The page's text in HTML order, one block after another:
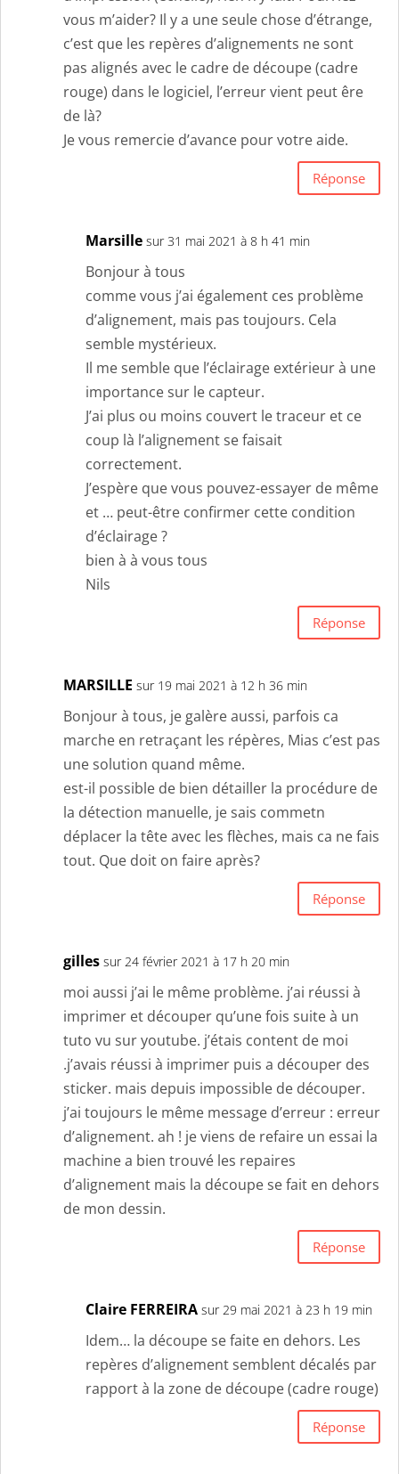
vous m’aider? Il y a une seule chose d’étrange,
c’est que les repères d’alignements ne sont
pas alignés avec le cadre de découpe (cadre
rouge) dans le logiciel, l’erreur vient peut êre
de là?
Je vous remercie d’avance pour votre aide.
Réponse
Marsille sur 31 mai 2021 à 8 h 41 min
Bonjour à tous
comme vous j’ai également ces problème
d’alignement, mais pas toujours. Cela
semble mystérieux.
Il me semble que l’éclairage extérieur à une
importance sur le capteur.
J’ai plus ou moins couvert le traceur et ce
coup là l’alignement se faisait
correctement.
J’espère que vous pouvez-essayer de même
et … peut-être confirmer cette condition
d’éclairage ?
bien à à vous tous
Nils
Réponse
MARSILLE sur 19 mai 2021 à 12 h 36 min
Bonjour à tous, je galère aussi, parfois ca
marche en retraçant les répères, Mias c’est pas
une solution quand même.
est-il possible de bien détailler la procédure de
la détection manuelle, je sais commetn
déplacer la tête avec les flèches, mais ca ne fais
tout. Que doit on faire après?
Réponse
gilles sur 24 février 2021 à 17 h 20 min
moi aussi j’ai le même problème. j’ai réussi à
imprimer et découper qu’une fois suite à un
tuto vu sur youtube. j’étais content de moi
.j’avais réussi à imprimer puis a découper des
sticker. mais depuis impossible de découper.
j’ai toujours le même message d’erreur : erreur
d’alignement. ah ! je viens de refaire un essai la
machine a bien trouvé les repaires
d’alignement mais la découpe se fait en dehors
de mon dessin.
Réponse
Claire FERREIRA sur 29 mai 2021 à 23 h 19 min
Idem… la découpe se faite en dehors. Les
repères d’alignement semblent décalés par
rapport à la zone de découpe (cadre rouge)
Réponse